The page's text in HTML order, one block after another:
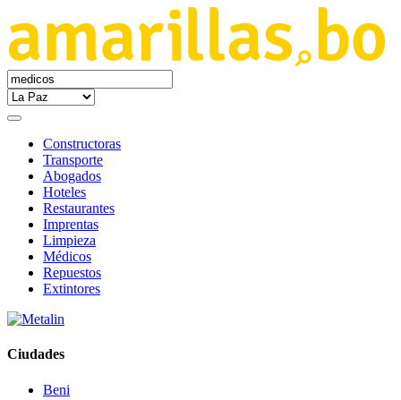
Constructoras
Transporte
Abogados
Hoteles
Restaurantes
Imprentas
Limpieza
Médicos
Repuestos
Extintores
Ciudades
Beni